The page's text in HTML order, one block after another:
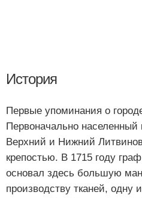
История
Первые упоминания о
Первоначально
Верхний и Нижний
крепостью. В 1715 году
основал здесь большую
производству тканей, одну